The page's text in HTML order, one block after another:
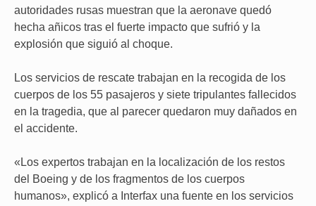
autoridades rusas muestran que la aeronave quedó
hecha añicos tras el fuerte impacto que sufrió y la
explosión que siguió al choque.
Los servicios de rescate trabajan en la recogida de los
cuerpos de los 55 pasajeros y siete tripulantes fallecidos
en la tragedia, que al parecer quedaron muy dañados en
el accidente.
«Los expertos trabajan en la localización de los restos
del Boeing y de los fragmentos de los cuerpos
humanos», explicó a Interfax una fuente en los servicios